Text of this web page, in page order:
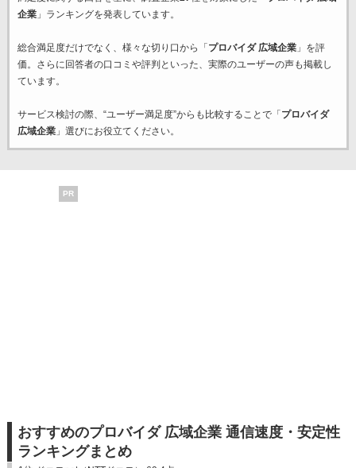
企業」ランキングを発表しています。
総合満足度だけでなく、様々な切り口から「 プロバイダ 広域企業」を評
価。さらに回答者の口コミや評判といった、実際のユーザーの声も掲載し
ています。
サービス検討の際、“ユーザー満足度”からも比較することで「 プロバイダ
広域企業」選びにお役立てください。
PR
おすすめのプロバイダ 広域企業 通信速度・安定性
ランキングまとめ